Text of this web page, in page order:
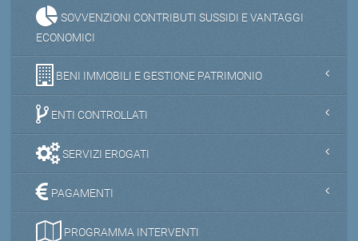
SOVVENZIONI CONTRIBUTI SUSSIDI E VANTAGGI
ECONOMICI
BENI IMMOBILI E GESTIONE PATRIMONIO
ENTI CONTROLLATI
SERVIZI EROGATI
PAGAMENTI
PROGRAMMA INTERVENTI